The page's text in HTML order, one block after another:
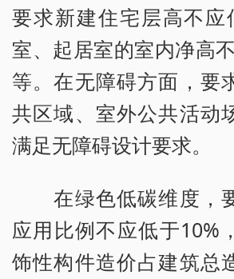
要求新建住宅层高不
室、起居室的室内净高
等。在无障碍方面，要
共区域、室外公共活动
满足无障碍设计要求。
在绿色低碳维度，
应用比例不应低于10%
饰性构件造价占建筑总